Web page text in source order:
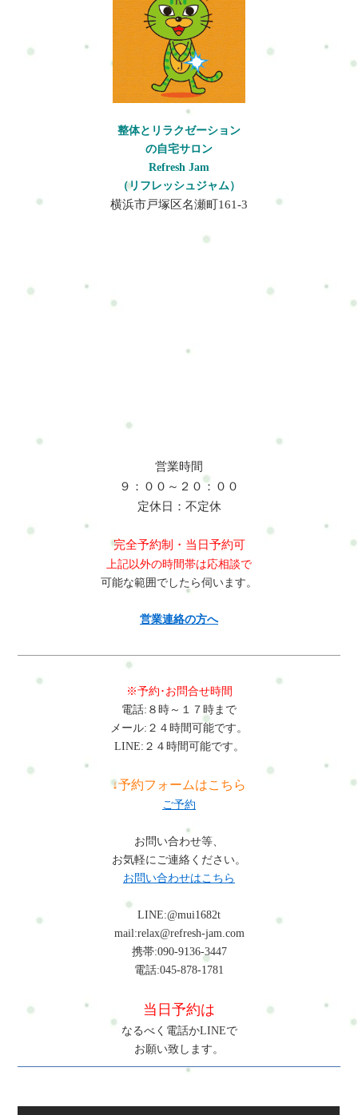
整体とリラクゼーション
の自宅サロン
Refresh Jam
（リフレッシュジャム）
横浜市戸塚区名瀬町161-3
営業時間
９：００～２０：００
定休日：不定休
完全予約制・当日予約可
上記以外の時間帯は応相談で
可能な範囲でしたら伺います。
営業連絡の方へ
※予約･お問合せ時間
電話:８時～１７時まで
メール:２４時間可能です。
LINE:２４時間可能です。
↓予約フォームはこちら
ご予約
お問い合わせ等、
お気軽にご連絡ください。
お問い合わせはこちら
LINE:@mui1682t
mail:relax@refresh-jam.com
携帯:090-9136-3447
電話:045-878-1781
当日予約は
なるべく電話かLINEで
お願い致します。